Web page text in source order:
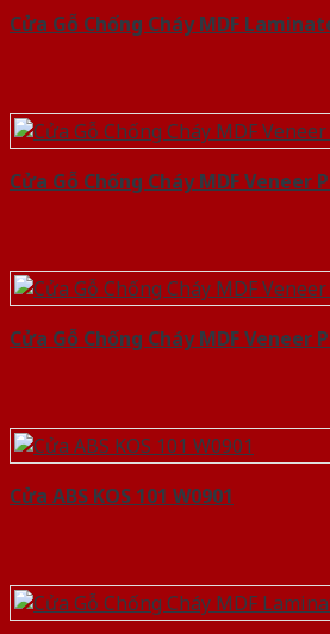
Cửa Gỗ Chống Cháy MDF
Cửa Gỗ Chống Cháy MDF Veneer
Cửa Gỗ Chống Cháy MDF Veneer
Cửa ABS KOS 101 W0901